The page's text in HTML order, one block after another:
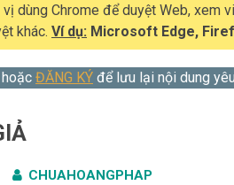
vị dùng Chrome để duyệt Web, xem
khác. Ví dụ: Microsoft Edge,
hoặc ĐĂNG KÝ để lưu lại nội dung
CHUAHOANGPHAP